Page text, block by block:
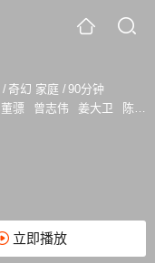
/ 奇幻 家庭 /90分钟
董骠 曾志伟 姜大卫
陈奕诗
立即播放